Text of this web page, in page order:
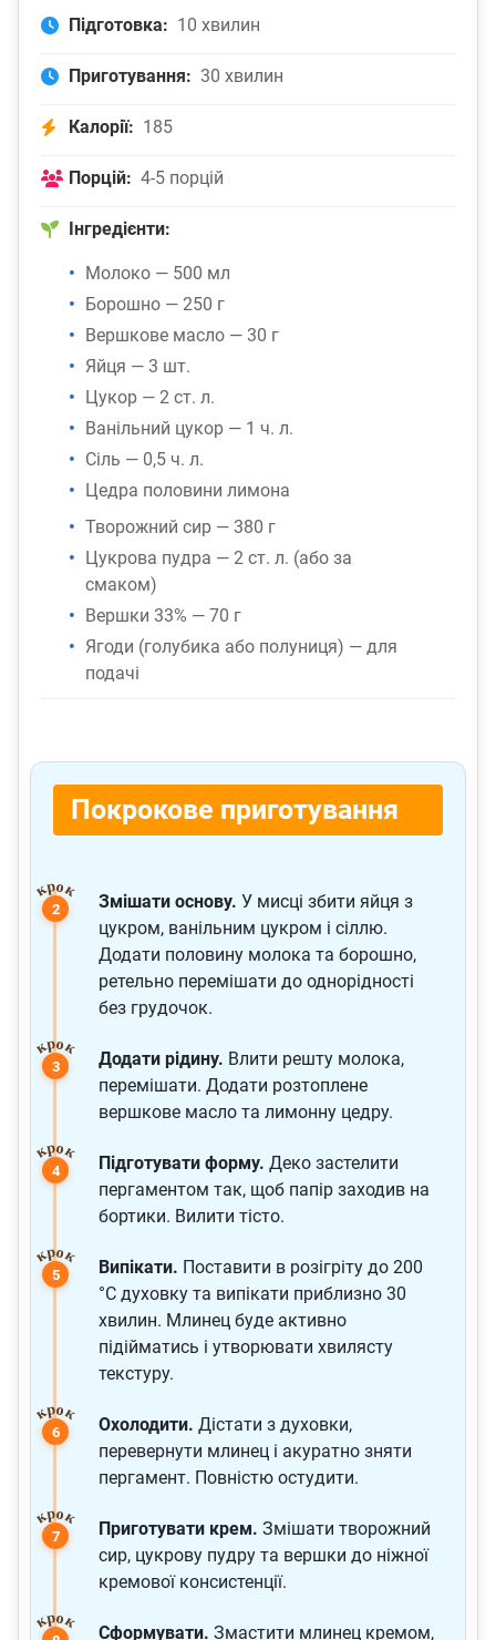
Підготовка: 10 хвилин
Приготування: 30 хвилин
Калорії: 185
Порцій: 4-5 порцій
Інгредієнти:
Молоко — 500 мл
Борошно — 250 г
Вершкове масло — 30 г
Яйця — 3 шт.
Цукор — 2 ст. л.
Ванільний цукор — 1 ч. л.
Сіль — 0,5 ч. л.
Цедра половини лимона
Творожний сир — 380 г
Цукрова пудра — 2 ст. л. (або за
смаком)
Вершки 33% — 70 г
Ягоди (голубика або полуниця) — для
подачі
Покрокове приготування
Змішати основу. У мисці збити яйця з
цукром, ванільним цукром і сіллю.
Додати половину молока та борошно,
ретельно перемішати до однорідності
без грудочок.
Додати рідину. Влити решту молока,
перемішати. Додати розтоплене
вершкове масло та лимонну цедру.
Підготувати форму. Деко застелити
пергаментом так, щоб папір заходив на
бортики. Вилити тісто.
Випікати. Поставити в розігріту до 200
°C духовку та випікати приблизно 30
хвилин. Млинец буде активно
підійматись і утворювати хвилясту
текстуру.
Охолодити. Дістати з духовки,
перевернути млинец і акуратно зняти
пергамент. Повністю остудити.
Приготувати крем. Змішати творожний
сир, цукрову пудру та вершки до ніжної
кремової консистенції.
Сформувати. Змастити млинец кремом,